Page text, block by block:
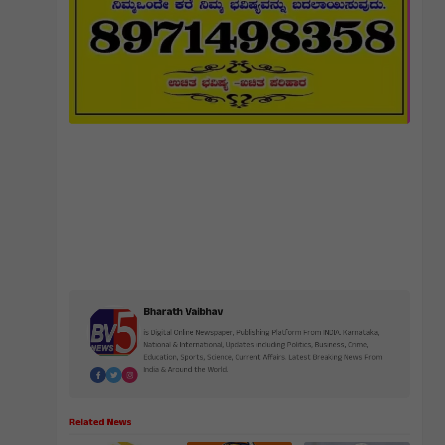
Bharath Vaibhav
is Digital Online Newspaper, Publishing Platform From INDIA. Karnataka,
National & International, Updates including Politics, Business, Crime,
Education, Sports, Science, Current Affairs. Latest Breaking News From
India & Around the World.
Related News